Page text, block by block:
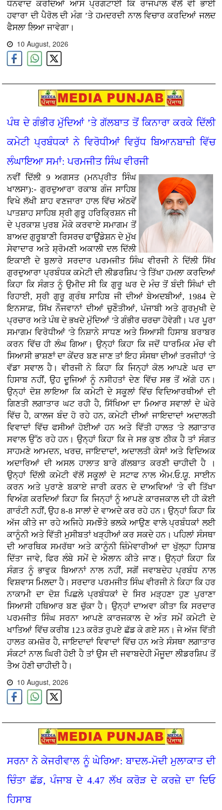
ਧੰਨਵਾਦ ਕਰਦਿਆਂ ਆਸ ਪ੍ਰਗਟਾਈ ਕਿ ਰਾਜਪਾਲ ਵੱਲੋਂ ਵੀ ਭਾਈ
ਹਵਾਰਾ ਦੀ ਪੈਰੋਲ ਦੀ ਮੰਗ ’ਤੇ ਹਮਦਰਦੀ ਨਾਲ ਵਿਚਾਰ ਕਰਦਿਆਂ ਜਲਦ
ਫੈਸਲਾ ਲਿਆ ਜਾਵੇਗਾ।
10 August, 2026
ਪੰਥ ਦੇ ਗੰਭੀਰ ਮੁੱਦਿਆਂ ’ਤੇ ਗੱਲਬਾਤ ਤੋਂ ਕਿਨਾਰਾ ਕਰਕੇ ਦਿੱਲੀ
ਕਮੇਟੀ ਪ੍ਰਬੰਧਕਾਂ ਨੇ ਵਿਰੋਧੀਆਂ ਵਿਰੁੱਧ ਬਿਆਨਬਾਜ਼ੀ ਵਿੱਚ
ਲੰਘਾਇਆ ਸਮਾਂ: ਪਰਮਜੀਤ ਸਿੰਘ ਵੀਰਜੀ
ਨਵੀਂ ਦਿੱਲੀ 9 ਅਗਸਤ (ਮਨਪ੍ਰੀਤ ਸਿੰਘ
ਖਾਲਸਾ):- ਗੁਰਦੁਆਰਾ ਰਕਾਬ ਗੰਜ ਸਾਹਿਬ
ਵਿਖੇ ਲੱਖੀ ਸ਼ਾਹ ਵਣਜਾਰਾ ਹਾਲ ਵਿੱਚ ਅੱਠਵੇਂ
ਪਾਤਸ਼ਾਹ ਸਾਹਿਬ ਸ੍ਰੀ ਗੁਰੂ ਹਰਿਕ੍ਰਿਸ਼ਨ ਜੀ
ਦੇ ਪ੍ਰਕਾਸ਼ ਪੁਰਬ ਮੌਕੇ ਕਰਵਾਏ ਸਮਾਗਮ ਤੋਂ
ਬਾਅਦ ਗੁਰੂਬਾਣੀ ਰਿਸਰਚ ਫਾਊਂਡੇਸ਼ਨ ਦੇ ਮੁੱਖ
ਸੇਵਾਦਾਰ ਅਤੇ ਸ਼੍ਰੋਮਣੀ ਅਕਾਲੀ ਦਲ ਦਿੱਲੀ
ਇਕਾਈ ਦੇ ਬੁਲਾਰੇ ਸਰਦਾਰ ਪਰਮਜੀਤ ਸਿੰਘ ਵੀਰਜੀ ਨੇ ਦਿੱਲੀ ਸਿੱਖ
ਗੁਰਦੁਆਰਾ ਪ੍ਰਬੰਧਕ ਕਮੇਟੀ ਦੀ ਲੀਡਰਸ਼ਿਪ 'ਤੇ ਤਿੱਖਾ ਹਮਲਾ ਕਰਦਿਆਂ
ਕਿਹਾ ਕਿ ਸੰਗਤ ਨੂੰ ਉਮੀਦ ਸੀ ਕਿ ਗੁਰੂ ਘਰ ਦੇ ਮੰਚ ਤੋਂ ਬੰਦੀ ਸਿੰਘਾਂ ਦੀ
ਰਿਹਾਈ, ਸ੍ਰੀ ਗੁਰੂ ਗ੍ਰੰਥ ਸਾਹਿਬ ਜੀ ਦੀਆਂ ਬੇਅਦਬੀਆਂ, 1984 ਦੇ
ਇਨਸਾਫ਼, ਸਿੱਖ ਨੌਜਵਾਨਾਂ ਦੀਆਂ ਚੁਣੌਤੀਆਂ, ਪੰਜਾਬੀ ਅਤੇ ਗੁਰਮੁਖੀ ਦੇ
ਪ੍ਰਚਾਰ ਅਤੇ ਪੰਥ ਦੇ ਭਖਦੇ ਮੁੱਦਿਆਂ 'ਤੇ ਗੰਭੀਰ ਚਰਚਾ ਹੋਵੇਗੀ। ਪਰ ਪੂਰਾ
ਸਮਾਗਮ ਵਿਰੋਧੀਆਂ 'ਤੇ ਨਿਸ਼ਾਨੇ ਸਾਧਣ ਅਤੇ ਸਿਆਸੀ ਹਿਸਾਬ ਬਰਾਬਰ
ਕਰਨ ਵਿੱਚ ਹੀ ਲੰਘ ਗਿਆ। ਉਨ੍ਹਾਂ ਕਿਹਾ ਕਿ ਜਦੋਂ ਧਾਰਮਿਕ ਮੰਚ ਵੀ
ਸਿਆਸੀ ਭਾਸ਼ਣਾਂ ਦਾ ਕੇਂਦਰ ਬਣ ਜਾਣ ਤਾਂ ਇਹ ਸੰਸਥਾ ਦੀਆਂ ਤਰਜੀਹਾਂ 'ਤੇ
ਵੱਡਾ ਸਵਾਲ ਹੈ। ਵੀਰਜੀ ਨੇ ਕਿਹਾ ਕਿ ਜਿਨ੍ਹਾਂ ਕੋਲ ਆਪਣੇ ਘਰ ਦਾ
ਹਿਸਾਬ ਨਹੀਂ, ਉਹ ਦੂਜਿਆਂ ਨੂੰ ਨਸੀਹਤਾਂ ਦੇਣ ਵਿੱਚ ਸਭ ਤੋਂ ਅੱਗੇ ਹਨ।
ਉਨ੍ਹਾਂ ਦੋਸ਼ ਲਾਇਆ ਕਿ ਕਮੇਟੀ ਦੇ ਸਕੂਲਾਂ ਵਿੱਚ ਵਿਦਿਆਰਥੀਆਂ ਦੀ
ਗਿਣਤੀ ਲਗਾਤਾਰ ਘਟ ਰਹੀ ਹੈ, ਸਿੱਖਿਆ ਦਾ ਮਿਆਰ ਸਵਾਲਾਂ ਦੇ ਘੇਰੇ
ਵਿੱਚ ਹੈ, ਕਾਲਜ ਬੰਦ ਹੋ ਰਹੇ ਹਨ, ਕਮੇਟੀ ਦੀਆਂ ਜਾਇਦਾਦਾਂ ਅਦਾਲਤੀ
ਵਿਵਾਦਾਂ ਵਿੱਚ ਫਸੀਆਂ ਹੋਈਆਂ ਹਨ ਅਤੇ ਵਿੱਤੀ ਹਾਲਤ 'ਤੇ ਲਗਾਤਾਰ
ਸਵਾਲ ਉੱਠ ਰਹੇ ਹਨ। ਉਨ੍ਹਾਂ ਕਿਹਾ ਕਿ ਜੇ ਸਭ ਕੁਝ ਠੀਕ ਹੈ ਤਾਂ ਸੰਗਤ
ਸਾਹਮਣੇ ਆਮਦਨ, ਖਰਚ, ਜਾਇਦਾਦਾਂ, ਅਦਾਲਤੀ ਕੇਸਾਂ ਅਤੇ ਵਿਦਿਅਕ
ਅਦਾਰਿਆਂ ਦੀ ਅਸਲ ਹਾਲਾਤ ਬਾਰੇ ਗੱਲਬਾਤ ਕਰਣੀ ਚਾਹੀਦੀ ਹੈ ।
ਉਨ੍ਹਾਂ ਦਿੱਲੀ ਕਮੇਟੀ ਵੱਲੋਂ ਸਕੂਲਾਂ ਦੇ ਸਟਾਫ ਨਾਲ ਐਮ.ਓ.ਯੂ. ਸਾਈਨ
ਕਰਨ ਅਤੇ ਪੁਰਾਣੇ ਬਕਾਏ ਜਾਰੀ ਕਰਨ ਦੇ ਦਾਅਵਿਆਂ 'ਤੇ ਵੀ ਤਿੱਖਾ
ਵਿਅੰਗ ਕਰਦਿਆਂ ਕਿਹਾ ਕਿ ਜਿਨ੍ਹਾਂ ਨੂੰ ਆਪਣੇ ਕਾਰਜਕਾਲ ਦੀ ਹੀ ਕੋਈ
ਗਾਰੰਟੀ ਨਹੀਂ, ਉਹ 8-8 ਸਾਲਾਂ ਦੇ ਵਾਅਦੇ ਕਰ ਰਹੇ ਹਨ। ਉਨ੍ਹਾਂ ਕਿਹਾ ਕਿ
ਅੱਜ ਕੀਤੇ ਜਾ ਰਹੇ ਅਜਿਹੇ ਸਮਝੌਤੇ ਭਲਕੇ ਆਉਣ ਵਾਲੇ ਪ੍ਰਬੰਧਕਾਂ ਲਈ
ਕਾਨੂੰਨੀ ਅਤੇ ਵਿੱਤੀ ਮੁਸੀਬਤਾਂ ਖੜ੍ਹੀਆਂ ਕਰ ਸਕਦੇ ਹਨ। ਪਹਿਲਾਂ ਸੰਸਥਾ
ਦੀ ਆਰਥਿਕ ਸਮਰੱਥਾ ਅਤੇ ਕਾਨੂੰਨੀ ਜ਼ਿੰਮੇਵਾਰੀਆਂ ਦਾ ਖੁੱਲ੍ਹਾ ਹਿਸਾਬ
ਦਿੱਤਾ ਜਾਵੇ, ਫਿਰ ਲੰਬੇ ਸਮੇਂ ਦੇ ਐਲਾਨ ਕੀਤੇ ਜਾਣ। ਉਨ੍ਹਾਂ ਕਿਹਾ ਕਿ
ਸੰਗਤ ਨੂੰ ਭਾਵੁਕ ਬਿਆਨਾਂ ਨਾਲ ਨਹੀਂ, ਸਗੋਂ ਜਵਾਬਦੇਹ ਪ੍ਰਬੰਧ ਨਾਲ
ਵਿਸ਼ਵਾਸ ਮਿਲਦਾ ਹੈ। ਸਰਦਾਰ ਪਰਮਜੀਤ ਸਿੰਘ ਵੀਰਜੀ ਨੇ ਕਿਹਾ ਕਿ ਹਰ
ਨਾਕਾਮੀ ਦਾ ਦੋਸ਼ ਪਿਛਲੇ ਪ੍ਰਬੰਧਕਾਂ ਦੇ ਸਿਰ ਮੜ੍ਹਣਾ ਹੁਣ ਪੁਰਾਣਾ
ਸਿਆਸੀ ਹਥਿਆਰ ਬਣ ਚੁੱਕਾ ਹੈ। ਉਨ੍ਹਾਂ ਦਾਅਵਾ ਕੀਤਾ ਕਿ ਸਰਦਾਰ
ਪਰਮਜੀਤ ਸਿੰਘ ਸਰਨਾ ਆਪਣੇ ਕਾਰਜਕਾਲ ਦੇ ਅੰਤ ਸਮੇਂ ਕਮੇਟੀ ਦੇ
ਖਾਤਿਆਂ ਵਿੱਚ ਕਰੀਬ 123 ਕਰੋੜ ਰੁਪਏ ਛੱਡ ਕੇ ਗਏ ਸਨ। ਜੇ ਅੱਜ ਵਿੱਤੀ
ਹਾਲਤ ਕਮਜ਼ੋਰ ਹੈ, ਜਾਇਦਾਦਾਂ ਵਿਵਾਦਾਂ ਵਿੱਚ ਹਨ ਅਤੇ ਸੰਸਥਾ ਲਗਾਤਾਰ
ਸੰਕਟਾਂ ਨਾਲ ਘਿਰੀ ਹੋਈ ਹੈ ਤਾਂ ਉਸ ਦੀ ਜਵਾਬਦੇਹੀ ਮੌਜੂਦਾ ਲੀਡਰਸ਼ਿਪ ਤੋਂ
ਤੈਅ ਹੋਣੀ ਚਾਹੀਦੀ ਹੈ।
10 August, 2026
ਸਰਨਾ ਨੇ ਕੇਜਰੀਵਾਲ ਨੂੰ ਘੇਰਿਆ: ਬਾਦਲ-ਮੋਦੀ ਮੁਲਾਕਾਤ ਦੀ
ਚਿੰਤਾ ਛੱਡ, ਪੰਜਾਬ ਦੇ 4.47 ਲੱਖ ਕਰੋੜ ਦੇ ਕਰਜ਼ੇ ਦਾ ਦਿਓ
ਹਿਸਾਬ